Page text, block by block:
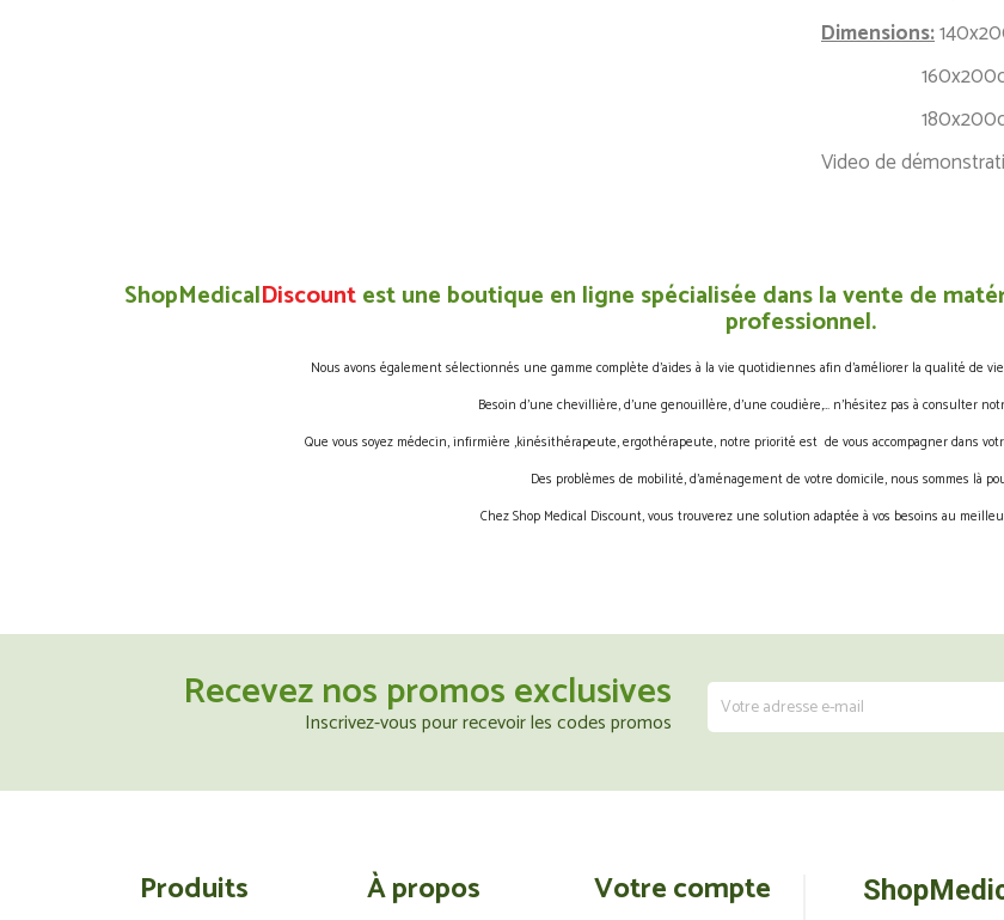
Dimensions:
Video de
ShopMedicalDiscountest une boutique en ligne spécialisée dans la vente de
professionnel.
Nous avons également sélectionnés une gamme complète d’aides à la vie quotidiennes afin d’améliorer la qualité de
Besoin d’une chevillière, d’une genouillère, d’une coudière,… n’hésitez pas à consulter
Que vous soyez médecin, infirmière ,kinésithérapeute, ergothérapeute, notre priorité est de vous accompagner dans
Des problèmes de mobilité, d’aménagement de votre domicile, nous sommes là
Chez Shop Medical Discount, vous trouverez une solution adaptée à vos besoins au
Recevez nos promos exclusives
Inscrivez-vous pour recevoir les codes promos
Produits À propos Votre compte